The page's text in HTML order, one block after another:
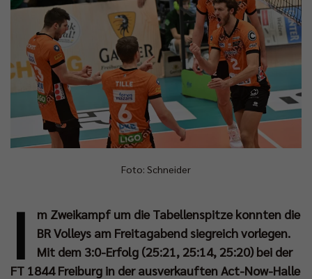
Foto: Schneider
I
m Zweikampf um die Tabellenspitze konnten die
BR Volleys am Freitagabend siegreich vorlegen.
Mit dem 3:0-Erfolg (25:21, 25:14, 25:20) bei der
FT 1844 Freiburg in der ausverkauften Act-Now-Halle